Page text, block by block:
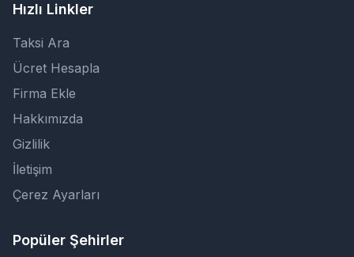
Hızlı Linkler
Taksi Ara
Ücret Hesapla
Firma Ekle
Hakkımızda
Gizlilik
İletişim
Çerez Ayarları
Popüler Şehirler